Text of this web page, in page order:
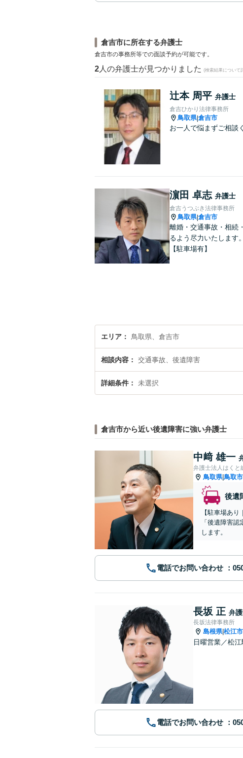
倉吉市に所在する弁護士
倉吉市の事務所等での面談予約が可能です。
2 人の弁護士が見つかりました (検索結果について
辻本 周平 弁護士
倉吉ひかり法律事務所
鳥取県|倉吉市
お一人で悩まずご相談
濵田 卓志 弁護士
倉吉うつぶき法律事務所
鳥取県|倉吉市
離婚・交通事故・相続
るよう尽力いたします
【駐車場有】
エリア 鳥取県、倉吉市
相談内容 交通事故、後遺障害
詳細条件 未選択
倉吉市から近い後遺障害に強い弁護士
中﨑 雄一
弁護士法人はくと
鳥取県|鳥取市
後遺
【駐車場あ
「後遺障害
します。
電話でお問い合わせ
長坂 正 弁
長坂法律事務所
島根県|松江市
日曜営業／松
電話でお問い合わせ